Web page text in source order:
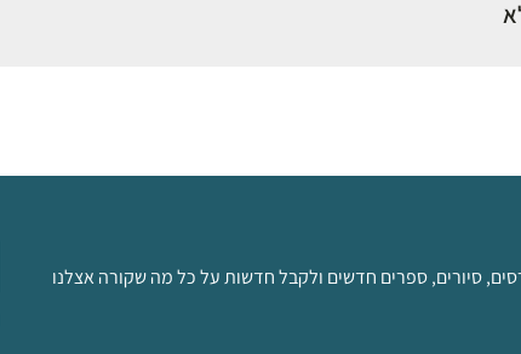
סיורים, ספרים חדשים ולקבל חדשות על כל מה שקורה אצלנו